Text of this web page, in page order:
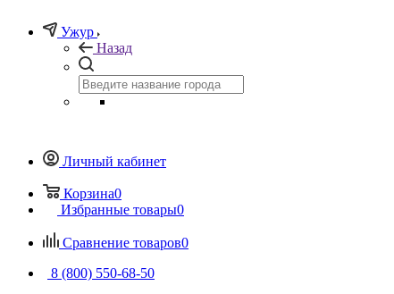
Ужур
Назад
Личный кабинет
Корзина0
Избранные товары0
Сравнение товаров0
8 (800) 550-68-50